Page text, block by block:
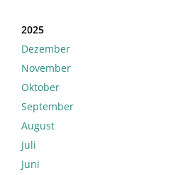
2025
Dezember
November
Oktober
September
August
Juli
Juni